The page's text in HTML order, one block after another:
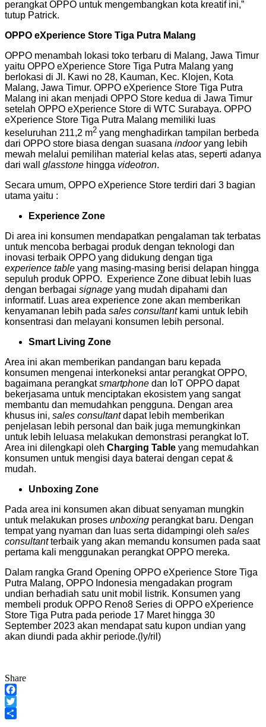
perangkat OPPO untuk mengembangkan kota kreatif ini,”
tutup Patrick.
OPPO eXperience Store Tiga Putra Malang
OPPO menambah lokasi toko terbaru di Malang, Jawa Timur
yaitu OPPO eXperience Store Tiga Putra Malang yang
berlokasi di Jl. Kawi no 28, Kauman, Kec. Klojen, Kota
Malang, Jawa Timur. OPPO eXperience Store Tiga Putra
Malang ini akan menjadi OPPO Store kedua di Jawa Timur
setelah OPPO eXperience Store di WTC Surabaya. OPPO
eXperience Store Tiga Putra Malang memiliki luas
keseluruhan 211,2 m2 yang menghadirkan tampilan berbeda
dari OPPO store biasa dengan suasana indooryang lebih
mewah melalui pemilihan material kelas atas, seperti adanya
dari wall glasstone hingga videotron.
Secara umum, OPPO eXperience Store terdiri dari 3 bagian
utama yaitu :
Experience Zone
Di area ini konsumen mendapatkan pengalaman tak terbatas
untuk mencoba berbagai produk dengan teknologi dan
inovasi terbaik OPPO yang didukung dengan tiga
experience table yang masing-masing berisi delapan hingga
sepuluh produk OPPO. Experience Zone dibuat lebih luas
dengan berbagai signage yang mudah dipahami dan
informatif. Luas area experience zone akan memberikan
kenyamanan lebih pada sales consultantkami untuk lebih
konsentrasi dan melayani konsumen lebih personal.
Smart Living Zone
Area ini akan memberikan pandangan baru kepada
konsumen mengenai interkoneksi antar perangkat OPPO,
bagaimana perangkatsmartphone dan IoT OPPO dapat
bekerjasama untuk menciptakan ekosistem yang sangat
membantu dan memudahkan pengguna. Dengan area
khusus ini, sales consultantdapat lebih memberikan
penjelasan lebih personal dan baik juga memungkinkan
untuk lebih leluasa melakukan demonstrasi perangkat IoT.
Area ini dilengkapi oleh Charging Table yang memudahkan
konsumen untuk mengisi daya baterai dengan cepat &
mudah.
Unboxing Zone
Pada area ini konsumen akan dibuat senyaman mungkin
untuk melakukan proses unboxing perangkat baru. Dengan
tempat yang nyaman dan luas serta didampingi oleh sales
consultantterbaik yang akan memandu konsumen pada saat
pertama kali menggunakan perangkat OPPO mereka.
Dalam rangka Grand Opening OPPO eXperience Store Tiga
Putra Malang, OPPO Indonesia mengadakan program
undian berhadiah satu unit mobil listrik. Konsumen yang
membeli produk OPPO Reno8 Series di OPPO eXperience
Store Tiga Putra pada periode 17 Maret hingga 30
September 2023 akan mendapat satu kupon undian yang
akan diundi pada akhir periode.(ly/ril)
Share
Facebook
Twitter